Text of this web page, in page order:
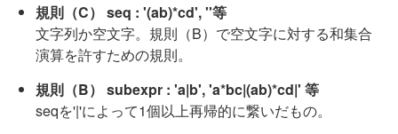
規則（C） seq : '(ab)*cd', ''等
文字列か空文字。規則（B）で空文字に対する和集合
演算を許すための規則。
規則（B） subexpr : 'a|b', 'a*bc|(ab)*cd|' 等
seqを'|'によって1個以上再帰的に繋いだもの。